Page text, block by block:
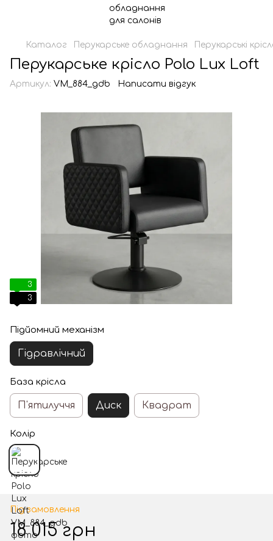
Каталог Перукарське обладнання Перукарські
Перукарське крісло Polo Lux Loft
Артикул: VM_884_gdb Написати відгук
3
3
Підйомний механізм
Гідравлічний
База крісла
П'ятилуччя Диск Квадрат
Колір
Під замовлення
18 015 грн